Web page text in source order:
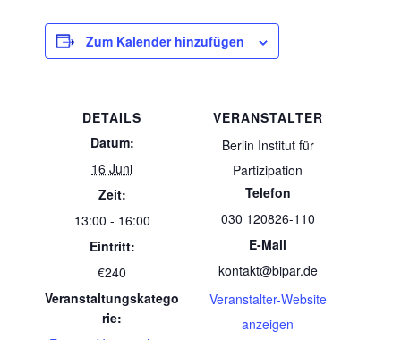
Zum Kalender hinzufügen
DETAILS
Datum:
16 Juni
Zeit:
13:00 - 16:00
Eintritt:
€240
Veranstaltungskatego
rie:
VERANSTALTER
Berlin Institut für
Partizipation
Telefon
030 120826-110
E-Mail
kontakt@bipar.de
Veranstalter-Website
anzeigen